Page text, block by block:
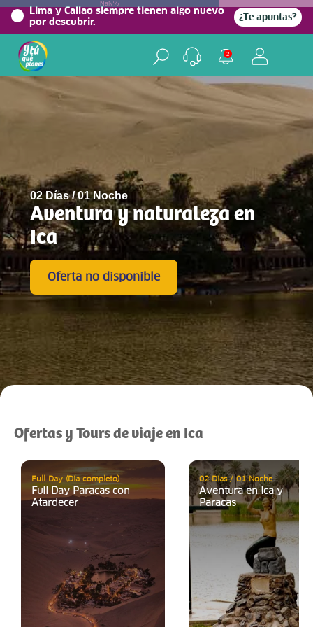
Lima y Callao siempre tienen algo nuevo
por descubrir.
¿Te apuntas?
2
NaN%
02 Días / 01 Noche
Aventura y naturaleza en
Ica
Oferta no disponible
Ofertas y Tours de viaje en Ica
Full Day (Día completo)
Full Day Paracas con
Atardecer
02 Días / 01 Noche
Aventura en Ica y
Paracas